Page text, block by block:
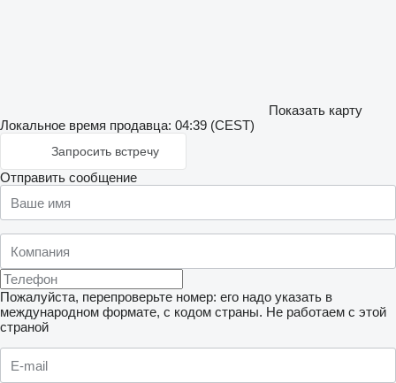
Показать карту
Локальное время продавца: 04:39 (CEST)
Запросить встречу
Отправить сообщение
Пожалуйста, перепроверьте номер: его надо указать в
международном формате, с кодом страны. Не работаем с этой
страной